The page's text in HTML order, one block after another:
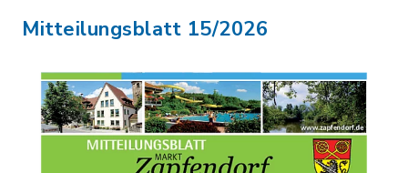
Mitteilungsblatt 15/2026